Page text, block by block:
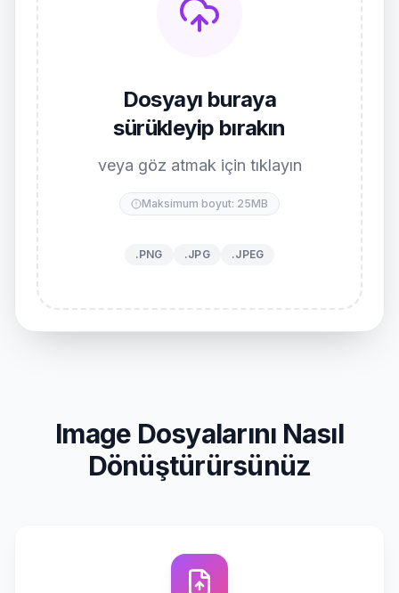
Dosyayı buraya
sürükleyip bırakın
veya göz atmak için tıklayın
Maksimum boyut: 25MB
.PNG .JPG .JPEG
Image Dosyalarını Nasıl
Dönüştürürsünüz